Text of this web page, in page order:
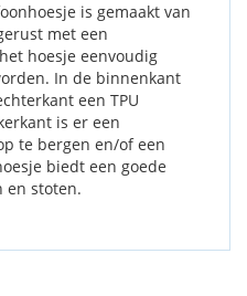
is gemaakt van
met een
hoesje eenvoudig
In de binnenkant
een TPU
is er een
te bergen en/of een
biedt een goede
en stoten.